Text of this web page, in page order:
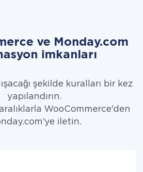
ve Monday.com
imkanları
şekilde kuralları bir kez
yapılandırın.
WooCommerce'den
iletin.